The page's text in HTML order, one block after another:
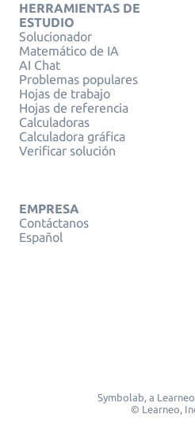
HERRAMIENTAS DE
ESTUDIO
Solucionador
Matemático de IA
AI Chat
Problemas populares
Hojas de trabajo
Hojas de referencia
Calculadoras
Calculadora gráfica
Verificar solución
EMPRESA
Contáctanos
Español
Symbolab, a
© Learneo,